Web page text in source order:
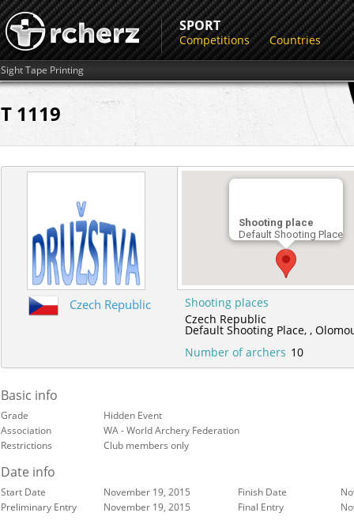
SPORT
Competitions Countries
Sight Tape Printing
T 1119
Shooting place
Default Shooting Place
Czech Republic
Shooting places
Czech Republic
Default Shooting Place,,
Number of archers 10
Basic info
Grade
Hidden Event
Association
WA - World Archery Federation
Restrictions
Club members only
Date info
Start Date November 19, 2015 Finish Date
Preliminary Entry
November 19, 2015 Final Entry